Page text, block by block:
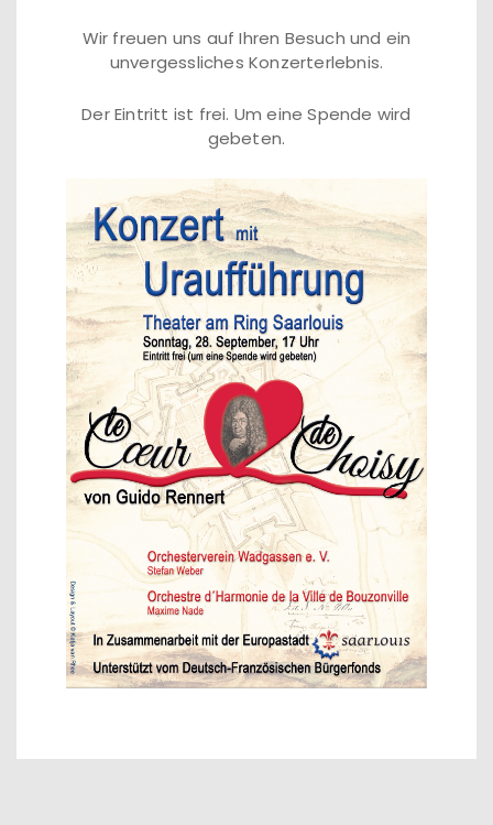
Wir freuen uns auf Ihren Besuch und ein
unvergessliches Konzerterlebnis.
Der Eintritt ist frei. Um eine Spende wird
gebeten.